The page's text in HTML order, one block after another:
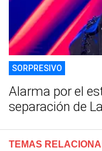
SORPRESIVO
Alarma por el
separación de
TEMAS